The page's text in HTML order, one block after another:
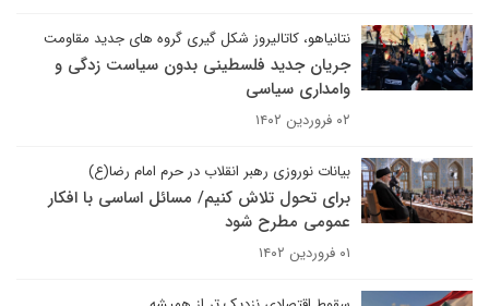
نتانیاهو، کاتالیروز شکل گیری گروه های جدید مقاومت
جریان جدید فلسطینی بدون سیاست زدگی و
وامداری سیاسی
۰۲ فروردین ۱۴۰۲
بیانات نوروزی رهبر انقلاب در حرم امام رضا(ع)
برای تحول تلاش کنیم/ مسائل اساسی با افکار
عمومی مطرح شود
۰۱ فروردین ۱۴۰۲